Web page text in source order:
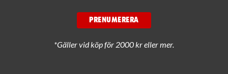
PRENUMERERA
*Gäller vid köp för 2000 kr eller mer.